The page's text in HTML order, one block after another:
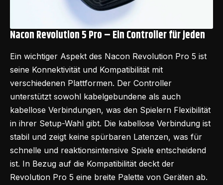
Nacon Revolution 5 Pro – Ein Controller für jeden
Ein wichtiger Aspekt des Nacon Revolution Pro 5 ist
seine Konnektivität und Kompatibilität mit
verschiedenen Plattformen. Der Controller
unterstützt sowohl kabelgebundene als auch
kabellose Verbindungen, was den Spielern Flexibilität
in ihrer Setup-Wahl gibt. Die kabellose Verbindung ist
stabil und zeigt keine spürbaren Latenzen, was für
schnelle und reaktionsintensive Spiele entscheidend
ist. In Bezug auf die Kompatibilität deckt der
Revolution Pro 5 eine breite Palette von Geräten ab.